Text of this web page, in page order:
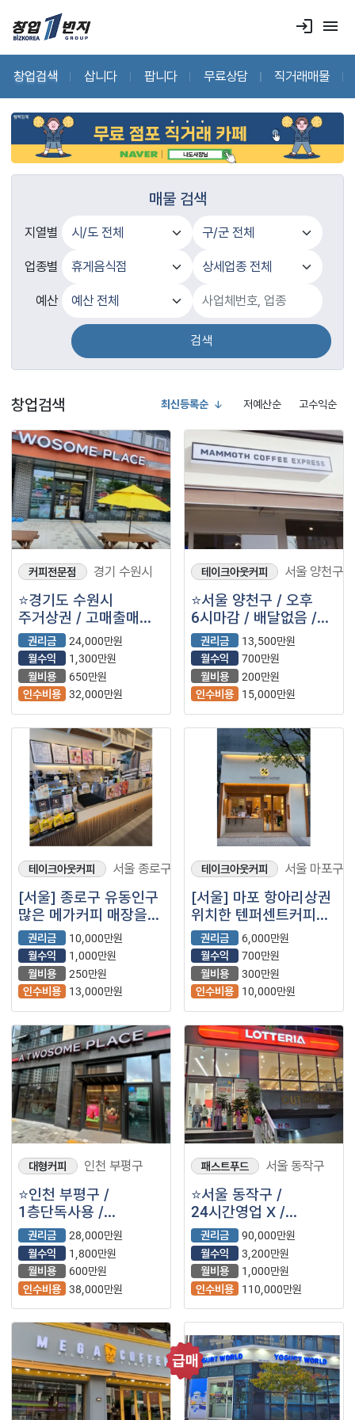
login menu
창업검색 삽니다 팝니다 무료상담 직거래매물
매물 검색
지열별
업종별
예산
검색
창업검색 최신등록순 저예산순 고수익순
커피전문점 경기 수원시
⭐경기도 수원시
주거상권 / 고매출매장 /
대형평수로
자리잡혀있는 ＂
투썸플레이스＂
입니다.⭐
권리금
24,000만원
월수익
1,300만원
월비용
650만원
인수비용 32,000만원
테이크아웃커피 서울 양천구
⭐️서울 양천구 / 오후
6시마감 / 배달없음 /
풀오토운영가능 / ＂
매머드커피＂⭐️
권리금
13,500만원
월수익
700만원
월비용
200만원
인수비용
15,000만원
테이크아웃커피 서울 종로구
[서울] 종로구 유동인구
많은 메가커피 매장을
소개합니다!
권리금
10,000만원
월수익
1,000만원
월비용
250만원
인수비용
13,000만원
테이크아웃커피 서울 마포구
[서울] 마포 항아리상권
위치한 텐퍼센트커피
매장을 소개합니다!!
권리금
6,000만원
월수익
700만원
월비용
300만원
인수비용
10,000만원
대형커피 인천 부평구
⭐️인천 부평구 /
1층단독사용 /
주차도가능 / 대형평수 /
＂투썸플레이스＂
입니다⭐️
권리금
28,000만원
월수익
1,800만원
월비용
600만원
인수비용 38,000만원
패스트푸드 서울 동작구
⭐️서울 동작구 /
24시간영업 X /
타매장대비 짧은
영업시간 / ＂롯데리아
＂ ⭐️
권리금
90,000만원
월수익
3,200만원
월비용
1,000만원
인수비용
110,000만원